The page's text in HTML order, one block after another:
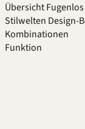
ÜbersichtFugenlos
Stilwelten Design-
Kombinationen
Funktion